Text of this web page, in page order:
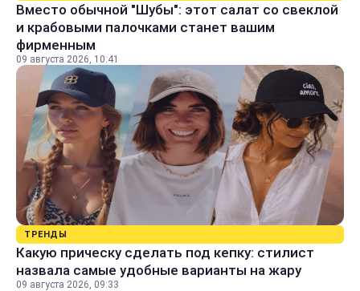
Вместо обычной "Шубы": этот салат со свеклой
и крабовыми палочками станет вашим
фирменным
09 августа 2026, 10:41
ТРЕНДЫ
Какую прическу сделать под кепку: стилист
назвала самые удобные варианты на жару
09 августа 2026, 09:33